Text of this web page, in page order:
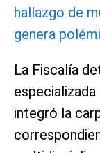
hallazgo de
genera
La Fiscalía
integró la